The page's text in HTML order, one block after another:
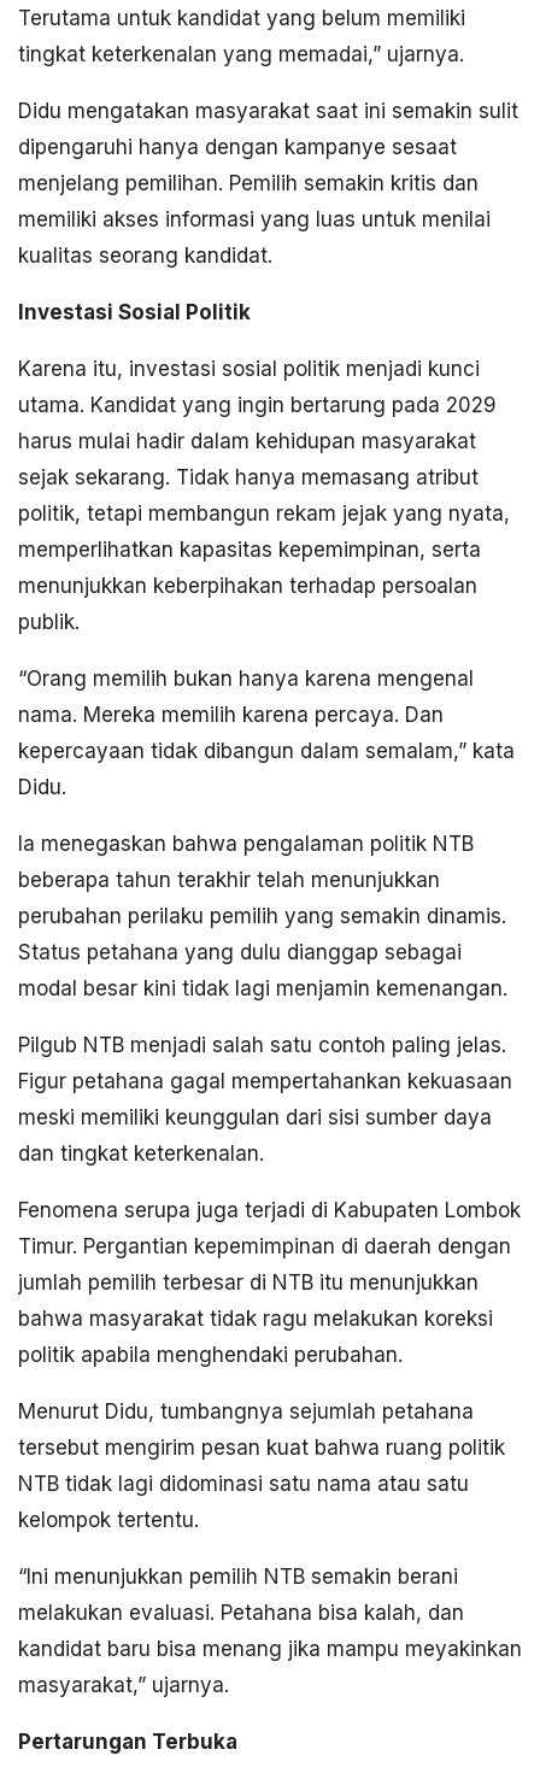
Terutama untuk kandidat yang belum memiliki
tingkat keterkenalan yang memadai,” ujarnya.
Didu mengatakan masyarakat saat ini semakin sulit
dipengaruhi hanya dengan kampanye sesaat
menjelang pemilihan. Pemilih semakin kritis dan
memiliki akses informasi yang luas untuk menilai
kualitas seorang kandidat.
Investasi Sosial Politik
Karena itu, investasi sosial politik menjadi kunci
utama. Kandidat yang ingin bertarung pada 2029
harus mulai hadir dalam kehidupan masyarakat
sejak sekarang. Tidak hanya memasang atribut
politik, tetapi membangun rekam jejak yang nyata,
memperlihatkan kapasitas kepemimpinan, serta
menunjukkan keberpihakan terhadap persoalan
publik.
“Orang memilih bukan hanya karena mengenal
nama. Mereka memilih karena percaya. Dan
kepercayaan tidak dibangun dalam semalam,” kata
Didu.
Ia menegaskan bahwa pengalaman politik NTB
beberapa tahun terakhir telah menunjukkan
perubahan perilaku pemilih yang semakin dinamis.
Status petahana yang dulu dianggap sebagai
modal besar kini tidak lagi menjamin kemenangan.
Pilgub NTB menjadi salah satu contoh paling jelas.
Figur petahana gagal mempertahankan kekuasaan
meski memiliki keunggulan dari sisi sumber daya
dan tingkat keterkenalan.
Fenomena serupa juga terjadi di Kabupaten Lombok
Timur. Pergantian kepemimpinan di daerah dengan
jumlah pemilih terbesar di NTB itu menunjukkan
bahwa masyarakat tidak ragu melakukan koreksi
politik apabila menghendaki perubahan.
Menurut Didu, tumbangnya sejumlah petahana
tersebut mengirim pesan kuat bahwa ruang politik
NTB tidak lagi didominasi satu nama atau satu
kelompok tertentu.
“Ini menunjukkan pemilih NTB semakin berani
melakukan evaluasi. Petahana bisa kalah, dan
kandidat baru bisa menang jika mampu meyakinkan
masyarakat,” ujarnya.
Pertarungan Terbuka